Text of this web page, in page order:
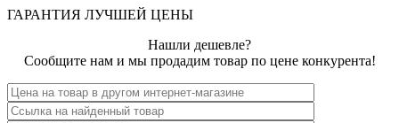
ГАРАНТИЯ ЛУЧШЕЙ ЦЕНЫ
Нашли дешевле?
Сообщите нам и мы продадим товар по цене конкурента!